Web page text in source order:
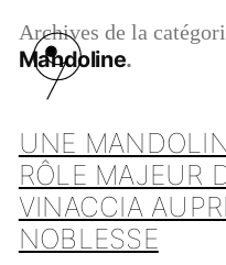
Archives de la
Mandoline
UNE
RÔLE MAJEUR
VINACCIA
NOBLESSE